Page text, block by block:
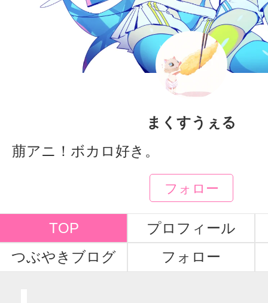
まくすうぇる
萠アニ！ボカロ好き。
フォロー
TOP
プロフィール
つぶやきブログ
フォロー